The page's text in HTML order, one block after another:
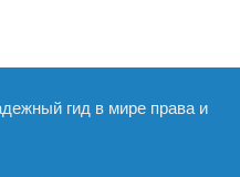
гид в мире права и